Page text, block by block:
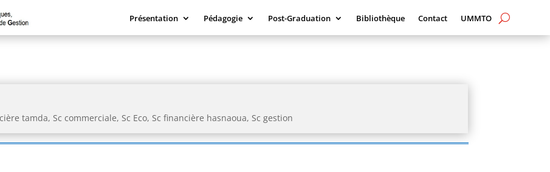
Présentation Pédagogie Post-Graduation Bibliothèque Contact UMMTO
tamda, Sc commerciale, Sc Eco, Sc financière hasnaoua, Sc gestion